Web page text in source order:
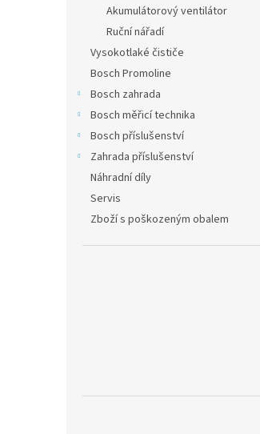
Akumulátorový ventilátor
Ruční nářadí
Vysokotlaké čističe
Bosch Promoline
Bosch zahrada
Bosch měřicí technika
Bosch příslušenství
Zahrada příslušenství
Náhradní díly
Servis
Zboží s poškozeným obalem